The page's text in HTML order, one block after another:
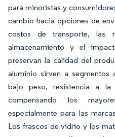
para minoristas y
cambio hacia opciones de
costos de transporte, las
almacenamiento y el
preservan la calidad del
aluminio sirven a segmentos
bajo peso, resistencia a la
compensando los
especialmente para las
Los frascos de vidrio y los